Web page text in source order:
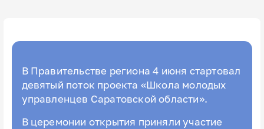
В Правительстве региона 4 июня стартовал
девятый поток проекта «Школа молодых
управленцев Саратовской области».
В церемонии открытия приняли участие